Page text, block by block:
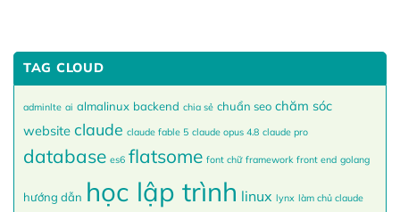
TAG CLOUD
adminlte ai almalinux backend chia sẻ chuẩn seo chăm sóc
website claude claude fable 5 claude opus 4.8 claude pro
database es6 flatsome font chữ framework front end golang
hướng dẫn học lập trình linux lynx làm chủ claude